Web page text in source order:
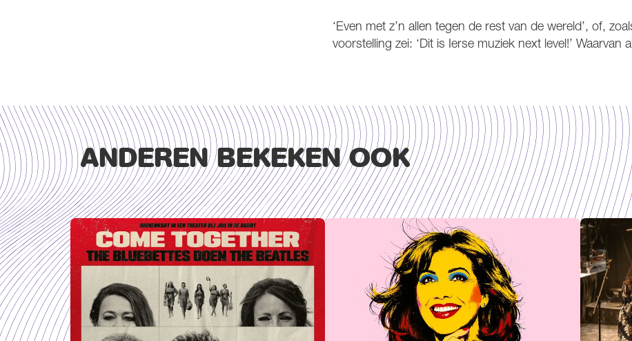
‘Even met z’n allen tegen de rest van de wereld’, of,
voorstelling zei: ‘Dit is Ierse muziek next level!’ Waarvan
ANDEREN BEKEKEN OOK
Overslaan